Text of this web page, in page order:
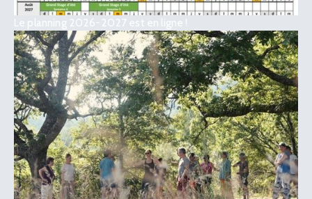
Le planning 2026-2027 est en ligne !